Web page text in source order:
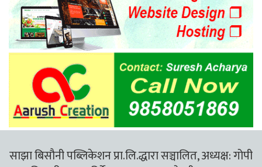
साझा बिसौनी पब्लिकेशन प्रा.लि.द्धारा सञ्चालित, अध्यक्ष: गोपी